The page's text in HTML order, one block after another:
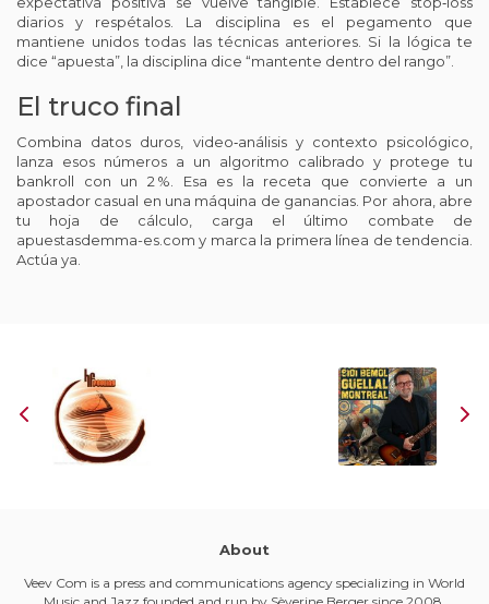
diarios y respétalos. La disciplina es el pegamento que
mantiene unidos todas las técnicas anteriores. Si la lógica te
dice “apuesta”, la disciplina dice “mantente dentro del rango”.
El truco final
Combina datos duros, video‑análisis y contexto psicológico,
lanza esos números a un algoritmo calibrado y protege tu
bankroll con un 2 %. Esa es la receta que convierte a un
apostador casual en una máquina de ganancias. Por ahora, abre
tu hoja de cálculo, carga el último combate de
apuestasdemma-es.com y marca la primera línea de tendencia.
Actúa ya.
About
Veev Com is a press and communications agency specializing in World